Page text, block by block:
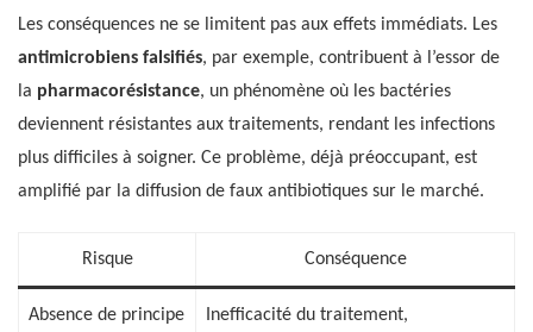
Les conséquences ne se limitent pas aux effets immédiats. Les
antimicrobiens falsifiés, par exemple, contribuent à l’essor de
la pharmacorésistance, un phénomène où les bactéries
deviennent résistantes aux traitements, rendant les infections
plus difficiles à soigner. Ce problème, déjà préoccupant, est
amplifié par la diffusion de faux antibiotiques sur le marché.
Risque Conséquence
Absence de principe
Inefficacité du traitement,